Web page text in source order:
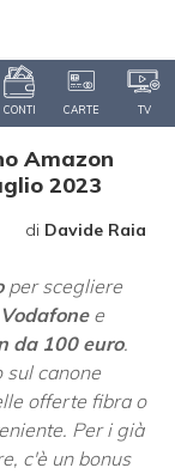
CONTI CARTE TV
Amazon
2023
di Davide Raia
per scegliere
e
da 100 euro.
sul canone
offerte fibra o
Per i già
c'è un bonus